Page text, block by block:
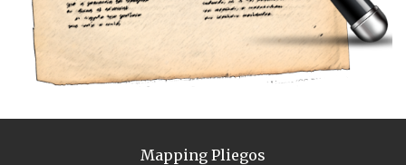
Mapping Pliegos